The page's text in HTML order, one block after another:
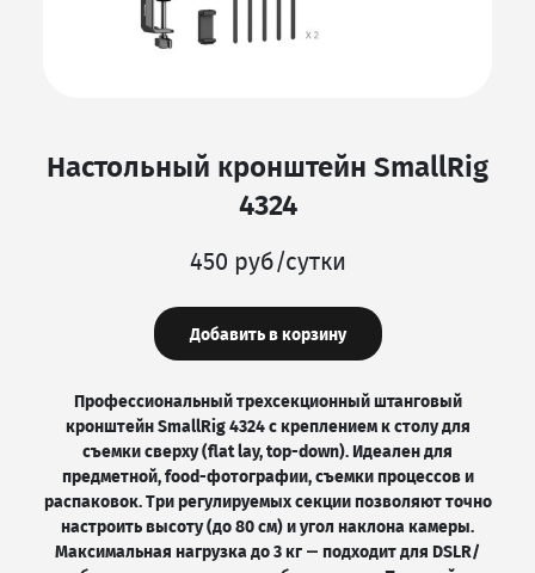
Настольный кронштейн SmallRig
4324
450 руб/сутки
Добавить в корзину
Профессиональный трехсекционный штанговый
кронштейн SmallRig 4324 с креплением к столу для
съемки сверху (flat lay, top-down). Идеален для
предметной, food-фотографии, съемки процессов и
распаковок. Три регулируемых секции позволяют точно
настроить высоту (до 80 см) и угол наклона камеры.
Максимальная нагрузка до 3 кг — подходит для DSLR/